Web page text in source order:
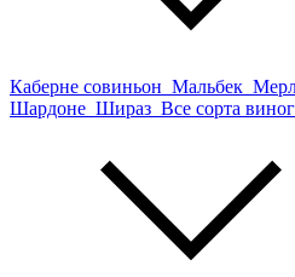
Каберне совиньон Мальбек
Шардоне Шираз Все сорта